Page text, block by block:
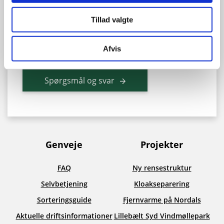
Tillad valgte
Afvis
Vores telefoner er åbne fra klokken 10.00.
Gå til selvbetjening
Spørgsmål og svar
Genveje
FAQ
Selvbetjening
Sorteringsguide
Aktuelle driftsinformationer
Projekter
Ny rensestruktur
Kloakseparering
Fjernvarme på Nordals
Lillebælt Syd Vindmøllepark